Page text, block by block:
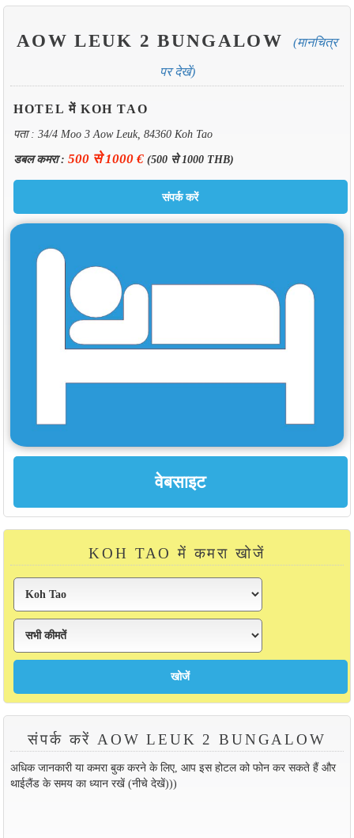
AOW LEUK 2 BUNGALOW (मानचित्र
पर देखें)
HOTEL में KOH TAO
पता : 34/4 Moo 3 Aow Leuk, 84360 Koh Tao
डबल कमरा : 500 से 1000 €(500 से 1000 THB)
KOH TAO में कमरा खोजें
संपर्क करें AOW LEUK 2 BUNGALOW
अधिक जानकारी या कमरा बुक करने के लिए, आप इस होटल को फोन कर सकते हैं और
थाईलैंड के समय का ध्यान रखें (नीचे देखें)))